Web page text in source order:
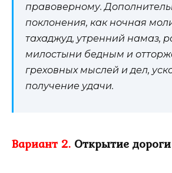
правоверному.
поклонения, как ночная
тахаджуд, утренний намаз,
милостыни бедным и
греховных мыслей и дел,
получение удачи.
Вариант 2. Открытие дороги